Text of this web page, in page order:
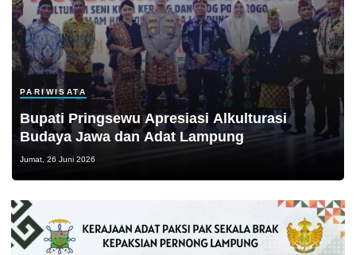
PARIWISATA
Bupati Pringsewu Apresiasi Alkulturasi
Budaya Jawa dan Adat Lampung
Jumat, 26 Juni 2026